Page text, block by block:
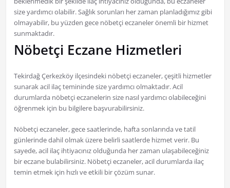
size yardımcı olabilir. Sağlık sorunları her zaman planladığımız gibi
olmayabilir, bu yüzden gece nöbetçi eczaneler önemli bir hizmet
sunmaktadır.
Nöbetçi Eczane Hizmetleri
Tekirdağ Çerkezköy ilçesindeki nöbetçi eczaneler, çeşitli hizmetler
sunarak acil ilaç temininde size yardımcı olmaktadır. Acil
durumlarda nöbetçi eczanelerin size nasıl yardımcı olabileceğini
öğrenmek için bu bilgilere başvurabilirsiniz.
Nöbetçi eczaneler, gece saatlerinde, hafta sonlarında ve tatil
günlerinde dahil olmak üzere belirli saatlerde hizmet verir. Bu
sayede, acil ilaç ihtiyacınız olduğunda her zaman ulaşabileceğiniz
bir eczane bulabilirsiniz. Nöbetçi eczaneler, acil durumlarda ilaç
temin etmek için hızlı ve etkili bir çözüm sunar.